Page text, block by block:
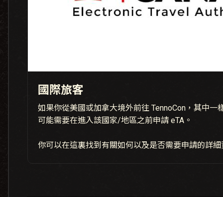
國際旅客
如果你從美國或加拿大境外前往 TennoCon，其中一
可能需要在進入該國家/地區之前申請 eTA。
你可以在這裏找到有關如何以及是否需要申請的詳